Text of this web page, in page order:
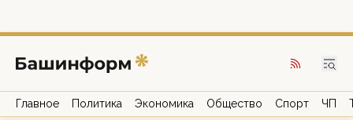
Главное Политика Экономика Общество Спорт ЧП